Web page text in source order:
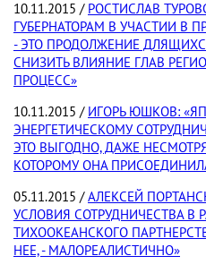
10.11.2015 / РОСТИСЛАВ
ГУБЕРНАТОРАМ В УЧАСТИИ В
- ЭТО ПРОДОЛЖЕНИЕ
СНИЗИТЬ ВЛИЯНИЕ ГЛАВ
ПРОЦЕСС»
10.11.2015 / ИГОРЬ ЮШКОВ:
ЭНЕРГЕТИЧЕСКОМУ
ЭТО ВЫГОДНО, ДАЖЕ
КОТОРОМУ ОНА
05.11.2015 /АЛЕКСЕЙ
УСЛОВИЯ СОТРУДНИЧЕСТВА В
ТИХООКЕАНСКОГО
НЕЕ, - МАЛОРЕАЛИСТИЧНО»